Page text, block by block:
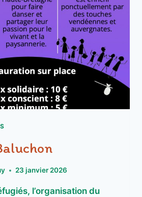
23 janvier 2026
l’organisation du